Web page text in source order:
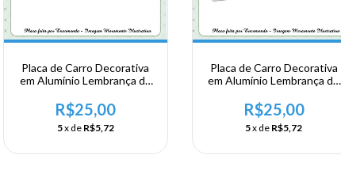
Placa de Carro Decorativa
em Alumínio Lembrança de
Kazaquistão - Astana
R$25,00
5x de R$5,72
Placa de Carro Decorativa
em Alumínio Lembrança de
Kazaquistão - Astana
R$25,00
5x de R$5,72